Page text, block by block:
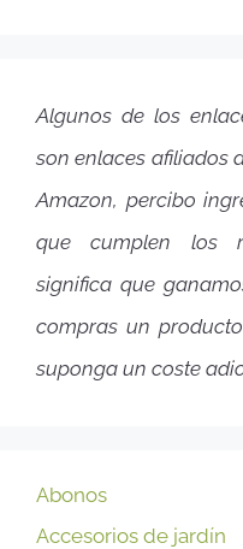
Algunos de los
son enlaces afiliados
Amazon, percibo
que cumplen los
significa que
compras un
suponga un coste
Abonos
Accesorios de jardín